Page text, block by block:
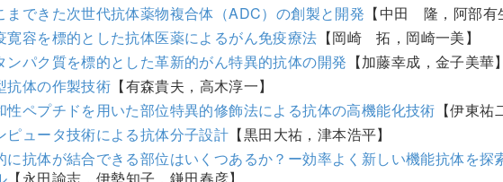
まできた次世代抗体薬物複合体（ADC）の創製と開発 【中田 隆，阿部有
寛容を標的とした抗体医薬によるがん免疫療法 【岡崎 拓，岡崎一美】
ンパク質を標的とした革新的がん特異的抗体の開発 【加藤幸成，金子美華】
抗体の作製技術 【有森貴夫，高木淳一】
性ペプチドを用いた部位特異的修飾法による抗体の高機能化技術 【伊東
ピュータ技術による抗体分子設計 【黒田大祐，津本浩平】
に抗体が結合できる部位はいくつあるか？ー効率よく新しい機能抗体を